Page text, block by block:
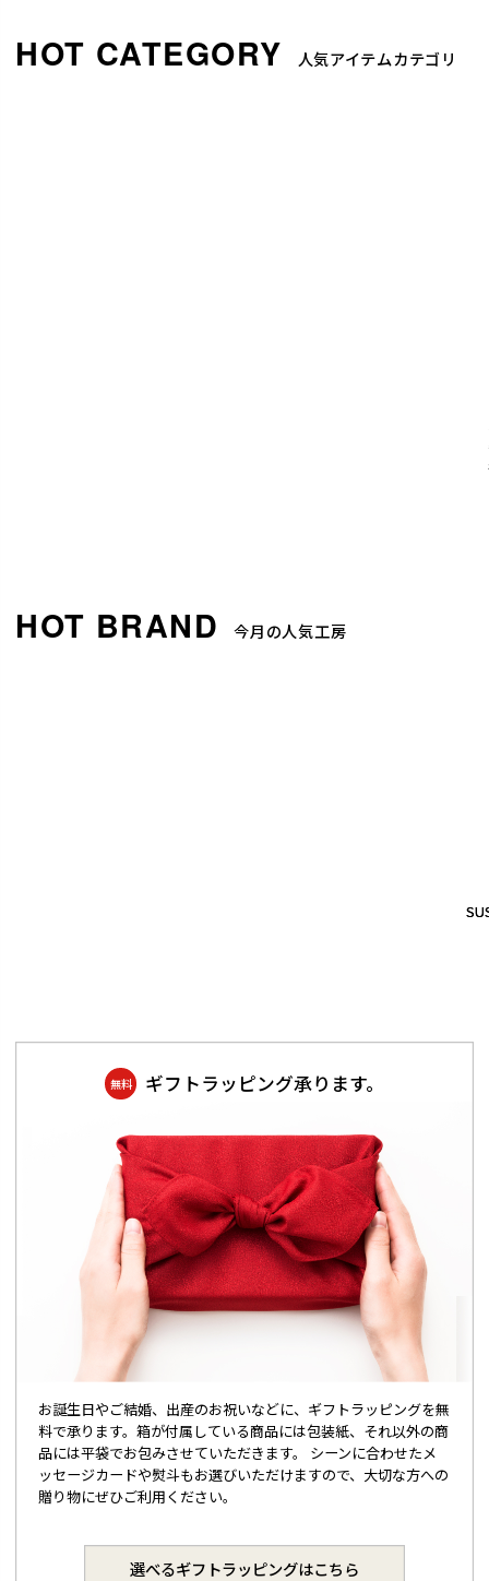
人気アイテムカテゴリ
今月の人気工房
無料 ギフトラッピング承ります。
お誕生日やご結婚、出産のお祝いなどに、ギフトラッピングを無
料で承ります。箱が付属している商品には包装紙、それ以外の商
品には平袋でお包みさせていただきます。 シーンに合わせたメ
ッセージカードや熨斗もお選びいただけますので、大切な方への
贈り物にぜひご利用ください。
選べるギフトラッピングはこちら